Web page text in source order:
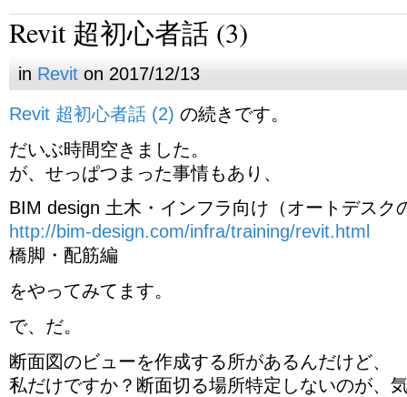
Revit 超初心者話 (3)
in Revit on 2017/12/13
Revit 超初心者話 (2) の続きです。
だいぶ時間空きました。
が、せっぱつまった事情もあり、
BIM design 土木・インフラ向け（オートデスク
http://bim-design.com/infra/training/revit.html
橋脚・配筋編
をやってみてます。
で、だ。
断面図のビューを作成する所があるんだけど、
私だけですか？断面切る場所特定しないのが、